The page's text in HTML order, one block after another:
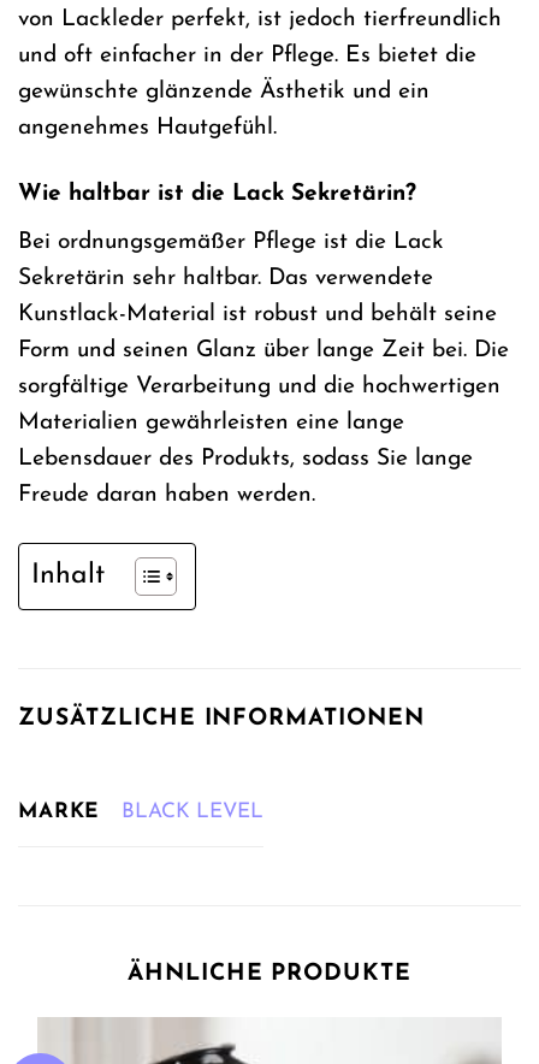
von Lackleder perfekt, ist jedoch tierfreundlich
und oft einfacher in der Pflege. Es bietet die
gewünschte glänzende Ästhetik und ein
angenehmes Hautgefühl.
Wie haltbar ist die Lack Sekretärin?
Bei ordnungsgemäßer Pflege ist die Lack
Sekretärin sehr haltbar. Das verwendete
Kunstlack-Material ist robust und behält seine
Form und seinen Glanz über lange Zeit bei. Die
sorgfältige Verarbeitung und die hochwertigen
Materialien gewährleisten eine lange
Lebensdauer des Produkts, sodass Sie lange
Freude daran haben werden.
Inhalt
ZUSÄTZLICHE INFORMATIONEN
MARKE BLACK LEVEL
ÄHNLICHE PRODUKTE